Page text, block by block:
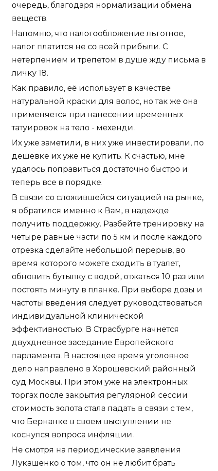
очередь, благодаря нормализации обмена
веществ.
Напомню, что налогообложение льготное,
налог платится не со всей прибыли. С
нетерпением и трепетом в душе жду письма в
личку 18.
Как правило, её использует в качестве
натуральной краски для волос, но так же она
применяется при нанесении временных
татуировок на тело - мехенди.
Их уже заметили, в них уже инвестировали, по
дешевке их уже не купить. К счастью, мне
удалось поправиться достаточно быстро и
теперь все в порядке.
В связи со сложившейся ситуацией на рынке,
я обратился именно к Вам, в надежде
получить поддержку. Разбейте тренировку на
четыре равные части по 5 км и после каждого
отрезка сделайте небольшой перерыв, во
время которого можете сходить в туалет,
обновить бутылку с водой, отжаться 10 раз или
постоять минуту в планке. При выборе дозы и
частоты введения следует руководствоваться
индивидуальной клинической
эффективностью. В Страсбурге начнется
двухдневное заседание Европейского
парламента. В настоящее время уголовное
дело направлено в Хорошевский районный
суд Москвы. При этом уже на электронных
торгах после закрытия регулярной сессии
стоимость золота стала падать в связи с тем,
что Бернанке в своем выступлении не
коснулся вопроса инфляции.
Не смотря на периодические заявления
Лукашенко о том, что он не любит брать